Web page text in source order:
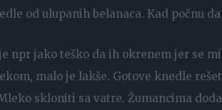
od ulupanih belanaca. Kad počnu
npr jako teško da ih okrenem jer se
malo je lakše. Gotove knedle
skloniti sa vatre. Žumancima